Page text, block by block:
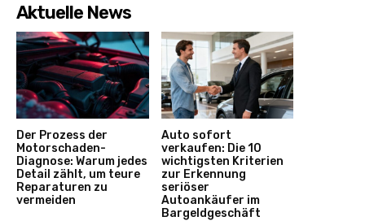
Aktuelle News
Der Prozess der
Motorschaden-
Diagnose: Warum jedes
Detail zählt, um teure
Reparaturen zu
vermeiden
Auto sofort
verkaufen: Die 10
wichtigsten Kriterien
zur Erkennung
seriöser
Autoankäufer im
Bargeldgeschäft